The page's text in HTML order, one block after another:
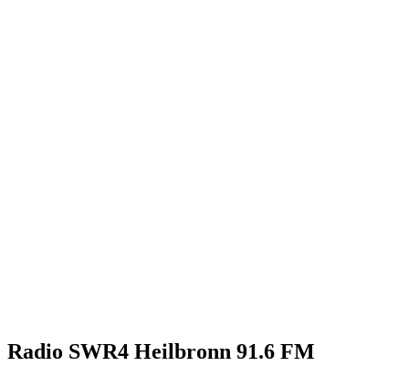
Radio SWR4 Heilbronn 91.6 FM